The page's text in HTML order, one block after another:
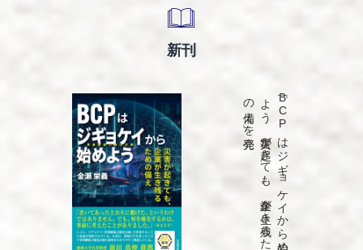
新刊
「B
C
P
は
ジ
ギ
ョ
ケ
イ
か
ら
始め
よ
う
災害が
起き
て
も
、
企業が
生き
残る
た
め
の
備え
」を
発売